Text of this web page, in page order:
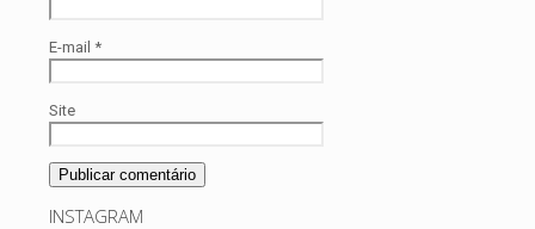
E-mail *
Site
INSTAGRAM